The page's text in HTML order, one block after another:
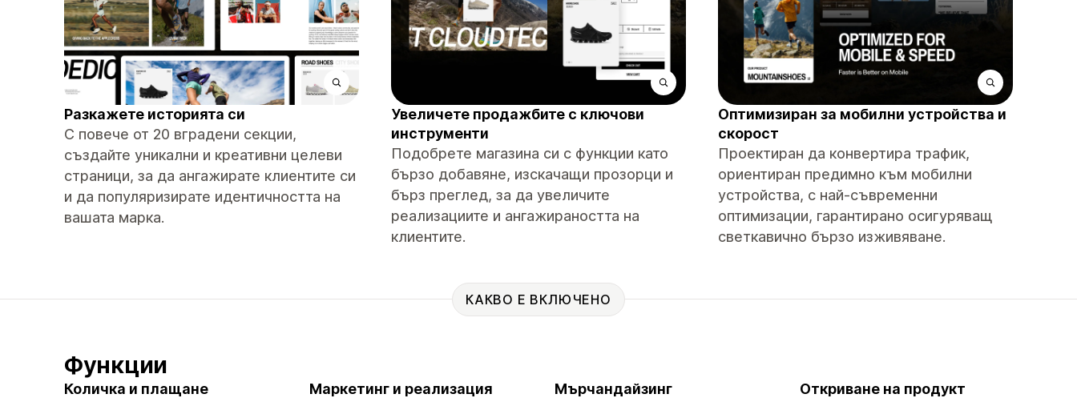
Разкажете историята си
С повече от 20 вградени секции,
създайте уникални и креативни целеви
страници, за да ангажирате клиентите си
и да популяризирате идентичността на
вашата марка.
Увеличете продажбите с ключови
инструменти
Подобрете магазина си с функции като
бързо добавяне, изскачащи прозорци и
бърз преглед, за да увеличите
реализациите и ангажираността на
клиентите.
Оптимизиран за мобилни устройства и
скорост
Проектиран да конвертира трафик,
ориентиран предимно към мобилни
устройства, с най-съвременни
оптимизации, гарантирано осигуряващ
светкавично бързо изживяване.
КАКВО Е ВКЛЮЧЕНО
Функции
Количка и плащане Маркетинг и реализация Мърчандайзинг Откриване на продукт